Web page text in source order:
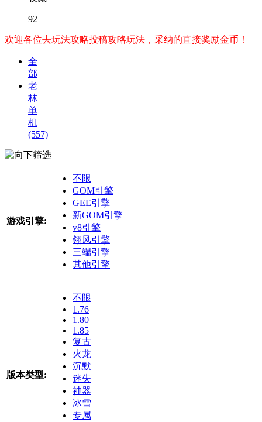
92
欢迎各位去玩法攻略投稿攻略玩法，采纳的直接奖励金币！
全
部
老
林
单
机
(557)
筛选
游戏引擎:
不限
GOM引擎
GEE引擎
新GOM引擎
v8引擎
翎风引擎
三端引擎
其他引擎
版本类型:
不限
1.76
1.80
1.85
复古
火龙
沉默
迷失
神器
冰雪
专属